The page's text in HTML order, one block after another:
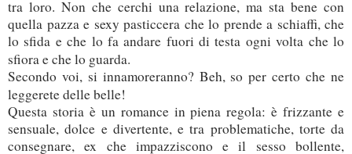
tra loro. Non che cerchi una relazione, ma sta bene con
quella pazza e sexy pasticcera che lo prende a schiaffi, che
lo sfida e che lo fa andare fuori di testa ogni volta che lo
sfiora e che lo guarda.
Secondo voi, si innamoreranno? Beh, so per certo che ne
leggerete delle belle!
Questa storia è un romance in piena regola: è frizzante e
sensuale, dolce e divertente, e tra problematiche, torte da
consegnare, ex che impazziscono e il sesso bollente,